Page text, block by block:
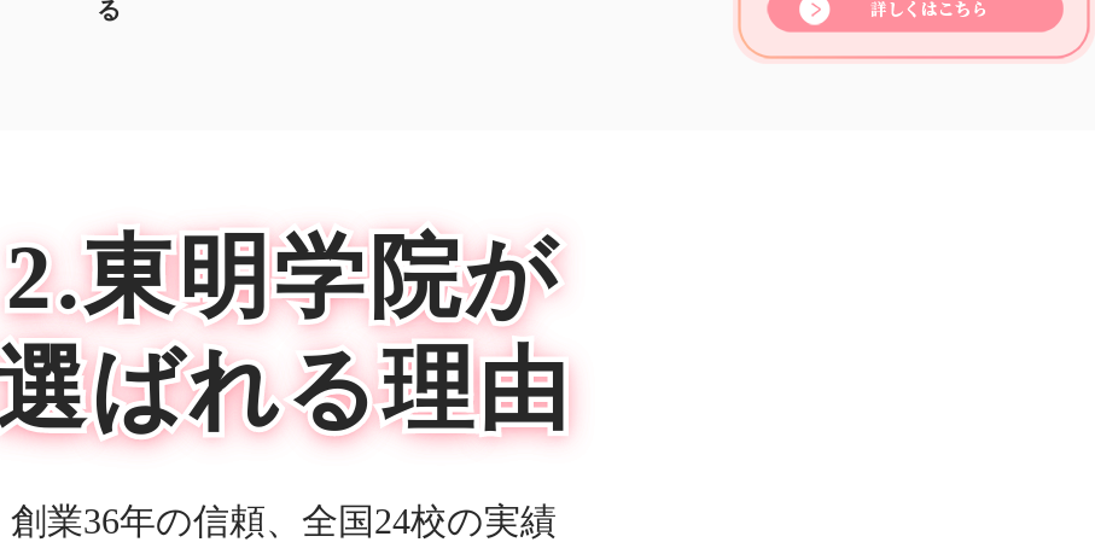
2.東明学院が
ばれる理由
創業36年の信頼、全国24校の実績